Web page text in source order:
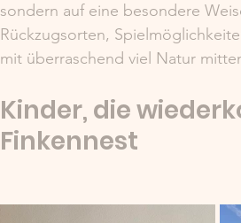
sondern auf eine besondere
Rückzugsorten,
mit überraschend viel Natur
Kinder, die
Finkennest